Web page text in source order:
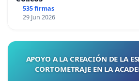
535 firmas
29 Jun 2026
APOYO A LA CREACIÓN DE LA
CORTOMETRAJE EN LA